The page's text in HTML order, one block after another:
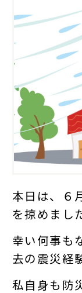
本日は、６
を掠めまし
幸い何事も
去の震災経
私自身も防